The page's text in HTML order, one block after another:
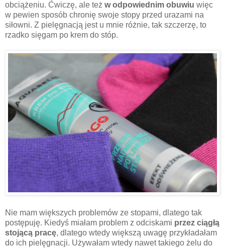
obciążeniu. Ćwiczę, ale też w odpowiednim obuwiu więc
w pewien sposób chronię swoje stopy przed urazami na
siłowni. Z pielęgnacją jest u mnie różnie, tak szczerzę, to
rzadko sięgam po krem do stóp.
Nie mam większych problemów ze stopami, dlatego tak
postępuję. Kiedyś miałam problem z odciskami przez ciągłą
stojącą pracę, dlatego wtedy większą uwagę przykładałam
do ich pielęgnacji. Używałam wtedy nawet takiego żelu do